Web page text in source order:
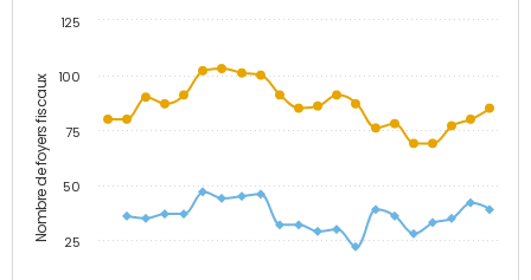
Nombre de foyers fiscaux
25
50
75
100
125